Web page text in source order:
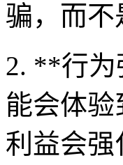
骗，而
2. **行为
能会体验
利益会